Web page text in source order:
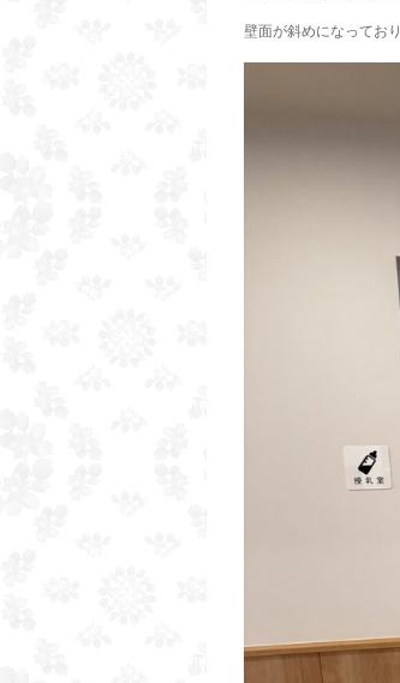
壁面が斜めになってお